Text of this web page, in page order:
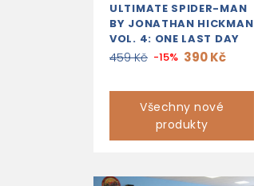
ULTIMATE SPIDER-MAN
BY JONATHAN HICKMAN
VOL. 4: ONE LAST DAY
459 Kč -15% 390 Kč
Všechny nové
produkty